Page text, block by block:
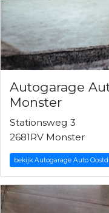
Autogarage
Monster
Stationsweg 3
2681RV Monster
bekijk Autogarage Auto